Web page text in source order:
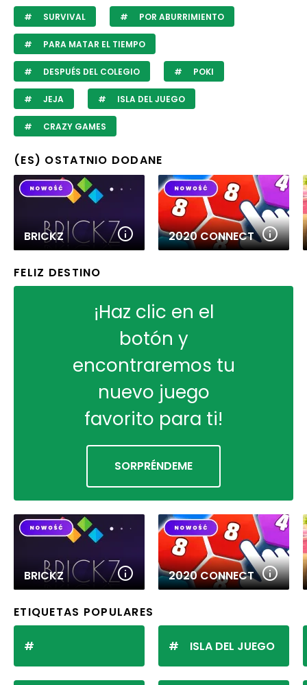
SURVIVAL POR ABURRIMIENTO
PARA MATAR EL TIEMPO
DESPUÉS DEL COLEGIO POKI
JEJA ISLA DEL JUEGO
CRAZY GAMES
(ES) OSTATNIO DODANE
BRICKZ 2020 CONNECT
FELIZ DESTINO
¡Haz clic en el
botón y
encontraremos tu
nuevo juego
favorito para ti!
SORPRÉNDEME
BRICKZ 2020 CONNECT
ETIQUETAS POPULARES
ISLA DEL JUEGO